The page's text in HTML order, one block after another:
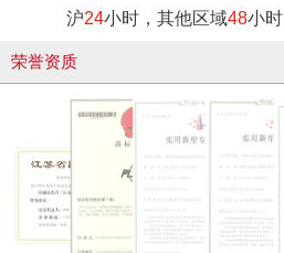
沪24小时，其他区域48小时
荣誉资质